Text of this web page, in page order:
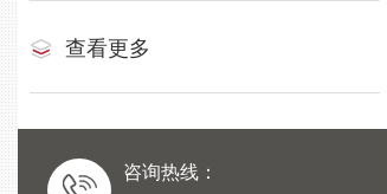
查看更多
咨询热线：